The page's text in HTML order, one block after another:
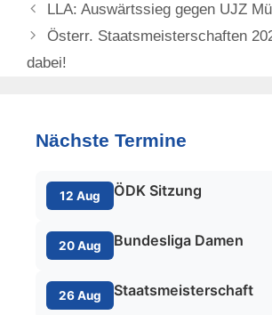
LLA: Auswärtssieg gegen UJZ
Österr. Staatsmeisterschaften
dabei!
Nächste Termine
12 Aug ÖDK Sitzung
20 Aug Bundesliga Damen
26 Aug Staatsmeisterschaft